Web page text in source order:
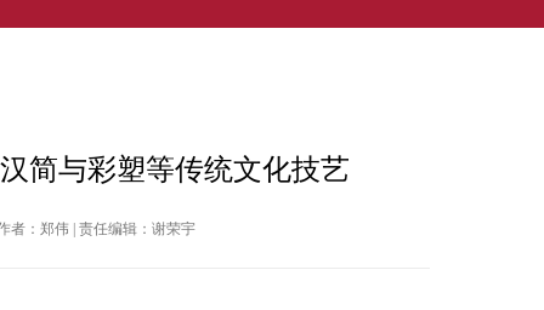
简与彩塑等传统文化技艺
者：郑伟 | 责任编辑：谢荣宇